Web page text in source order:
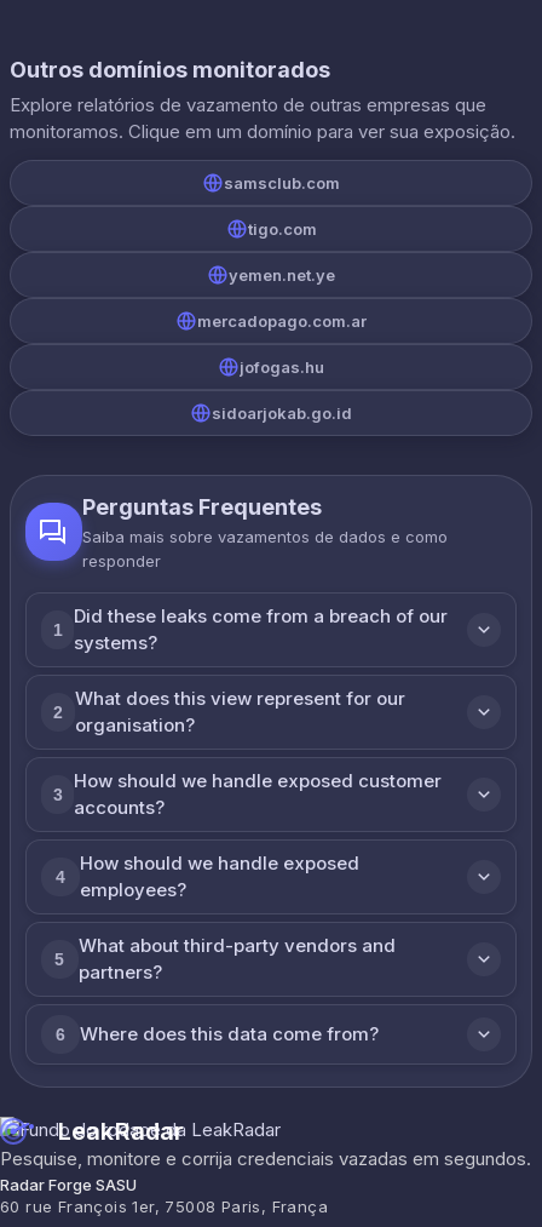
Outros domínios monitorados
Explore relatórios de vazamento de outras empresas que
monitoramos. Clique em um domínio para ver sua exposição.
samsclub.com
tigo.com
yemen.net.ye
mercadopago.com.ar
jofogas.hu
sidoarjokab.go.id
Perguntas Frequentes
Saiba mais sobre vazamentos de dados e como
responder
1
Did these leaks come from a breach of our
systems?
2
What does this view represent for our
organisation?
3
How should we handle exposed customer
accounts?
4
How should we handle exposed
employees?
5
What about third-party vendors and
partners?
6 Where does this data come from?
LeakRadar
Pesquise, monitore e corrija credenciais vazadas em segundos.
Radar Forge SASU
60 rue François 1er, 75008 Paris, França